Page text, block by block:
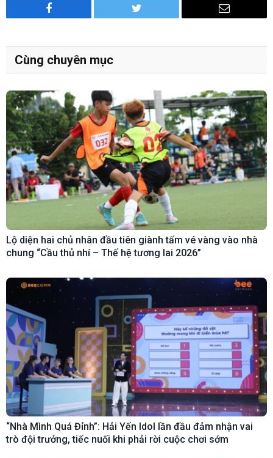
Facebook Twitter Email
Cùng chuyên mục
Lộ diện hai chủ nhân đầu tiên giành tấm vé vàng vào nhà
chung “Cầu thủ nhí – Thế hệ tương lai 2026”
“Nhà Mình Quá Đỉnh”: Hải Yến Idol lần đầu đảm nhận vai
trò đội trưởng, tiếc nuối khi phải rời cuộc chơi sớm